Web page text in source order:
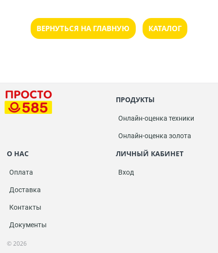
ВЕРНУТЬСЯ НА ГЛАВНУЮ КАТАЛОГ
ПРОДУКТЫ
Онлайн-оценка техники
Онлайн-оценка золота
О НАС
Оплата
Доставка
Контакты
Документы
ЛИЧНЫЙ КАБИНЕТ
Вход
© 2026